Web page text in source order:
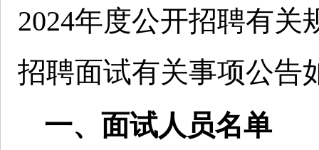
2024年度公开招聘有关
招聘面试有关事项公告
一、面试人员名单